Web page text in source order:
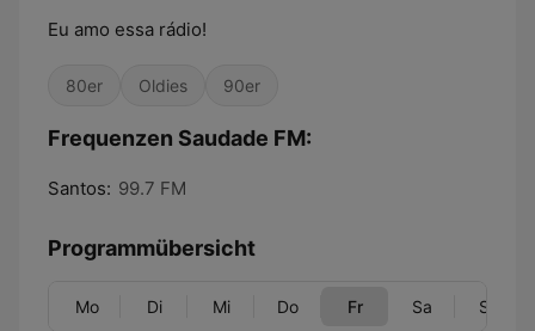
Eu amo essa rádio!
80er Oldies 90er
Frequenzen Saudade FM:
Santos: 99.7 FM
Programmübersicht
Mo Di Mi Do Fr Sa So